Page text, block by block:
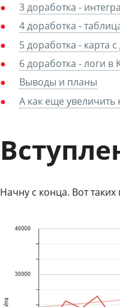
3 доработка -
4 доработка -
5 доработка - карта
6 доработка - логи в
Выводы и планы
А как еще увеличить
Начну с конца. Вот